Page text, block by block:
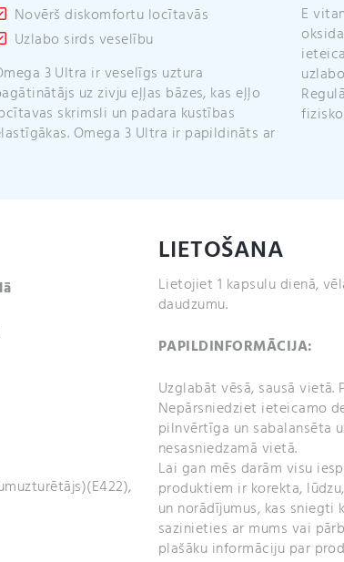
Novērš diskomfortu locītavās
Uzlabo sirds veselību
3 Ultra ir veselīgs uztura
uz zivju eļļas bāzes, kas eļļo
skrimsli un padara kustības
Omega 3 Ultra ir papildināts ar
E
savu labsajūtu un ķermeņa darbību.
Omega 3 lietošana veicina ķermeņa
LIETOŠANA
Lietojiet 1 kapsulu dienā,
daudzumu.
PAPILDINFORMĀCIJA:
Uzglabāt vēsā, sausā
Nepārsniedziet ieteicamo
pilnvērtīga un sabalansēta
nesasniedzamā vietā.
Lai gan mēs darām visu
produktiem ir korekta,
un norādījumus, kas sniegti
sazinieties ar mums vai
plašāku informāciju par